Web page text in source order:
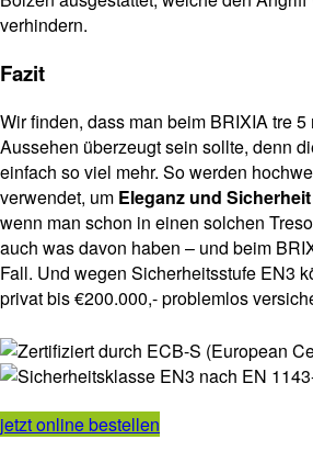
verhindern.
Fazit
Wir finden, dass man beim BRIXIA tre 5
Aussehen überzeugt sein sollte, denn
einfach so viel mehr. So werden
verwendet, um Eleganz und
wenn man schon in einen solchen
auch was davon haben – und beim
Fall. Und wegen Sicherheitsstufe EN3
privat bis €200.000,- problemlos
jetzt online bestellen